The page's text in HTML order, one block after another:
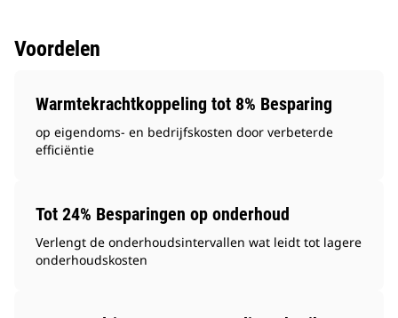
Voordelen
Warmtekrachtkoppeling tot 8% Besparing
op eigendoms- en bedrijfskosten door verbeterde
efficiëntie
Tot 24% Besparingen op onderhoud
Verlengt de onderhoudsintervallen wat leidt tot lagere
onderhoudskosten